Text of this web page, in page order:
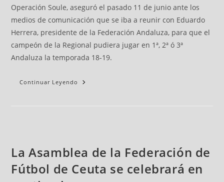
Operación Soule, aseguró el pasado 11 de junio ante los
medios de comunicación que se iba a reunir con Eduardo
Herrera, presidente de la Federación Andaluza, para que el
campeón de la Regional pudiera jugar en 1ª, 2ª ó 3ª
Andaluza la temporada 18-19.
Continuar Leyendo
La Asamblea de la Federación de
Fútbol de Ceuta se celebrará en